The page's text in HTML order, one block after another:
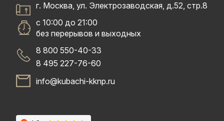
г. Москва, ул. Электрозаводская, д.52, стр.8
с 10:00 до 21:00
без перерывов и выходных
8 800 550-40-33
8 495 227-76-60
info@kubachi-kknp.ru